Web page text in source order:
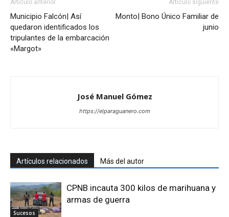
Artículo anterior
Municipio Falcón| Así
quedaron identificados los
tripulantes de la embarcación
«Margot»
Artículo siguiente
Monto| Bono Único Familiar de
junio
José Manuel Gómez
https://elparaguanero.com
Artículos relacionados Más del autor
Sucesos
CPNB incauta 300 kilos de marihuana y
armas de guerra